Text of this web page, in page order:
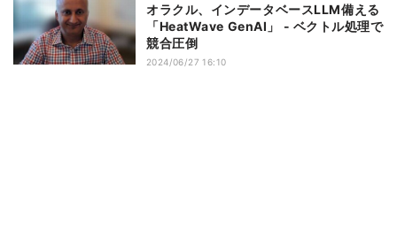
オラクル、インデータベースLLM備える
「HeatWave GenAI」 - ベクトル処理で
競合圧倒
2024/06/27 16:10